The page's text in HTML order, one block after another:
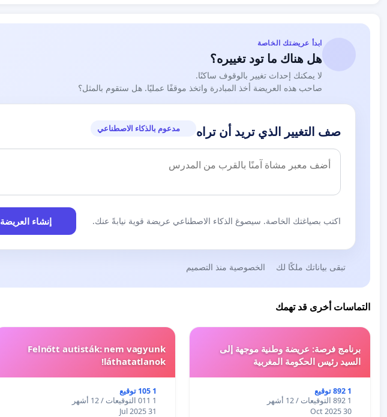
ابدأ عريضتك الخاصة
هل هناك ما تود تغييره؟
لا يمكنك إحداث تغيير بالوقوف ساكنًا.
صاحب هذه العريضة أخذ المبادرة واتخذ موقفًا عمليًا. هل ستقوم بالمثل؟
صف التغيير الذي تريد أن تراه مدعوم بالذكاء الاصطناعي
اكتب بصياغتك الخاصة. سيصوغ الذكاء الاصطناعي عريضة قوية نيابةً عنك. إنشاء العريضة
تبقى بياناتك ملكًا لك الخصوصية منذ التصميم
التماسات أخرى قد تهمك
برنامج فرصة: عريضة وطنية موجهة إلى
السيد رئيس الحكومة المغربية
1 892 توقيع
1 892 التوقيعات / 12 أشهر
30 Oct 2025
Felnőtt autisták: nem vagyunk
láthatatlanok!
1 105 توقيع
1 011 التوقيعات / 12 أشهر
31 Jul 2025